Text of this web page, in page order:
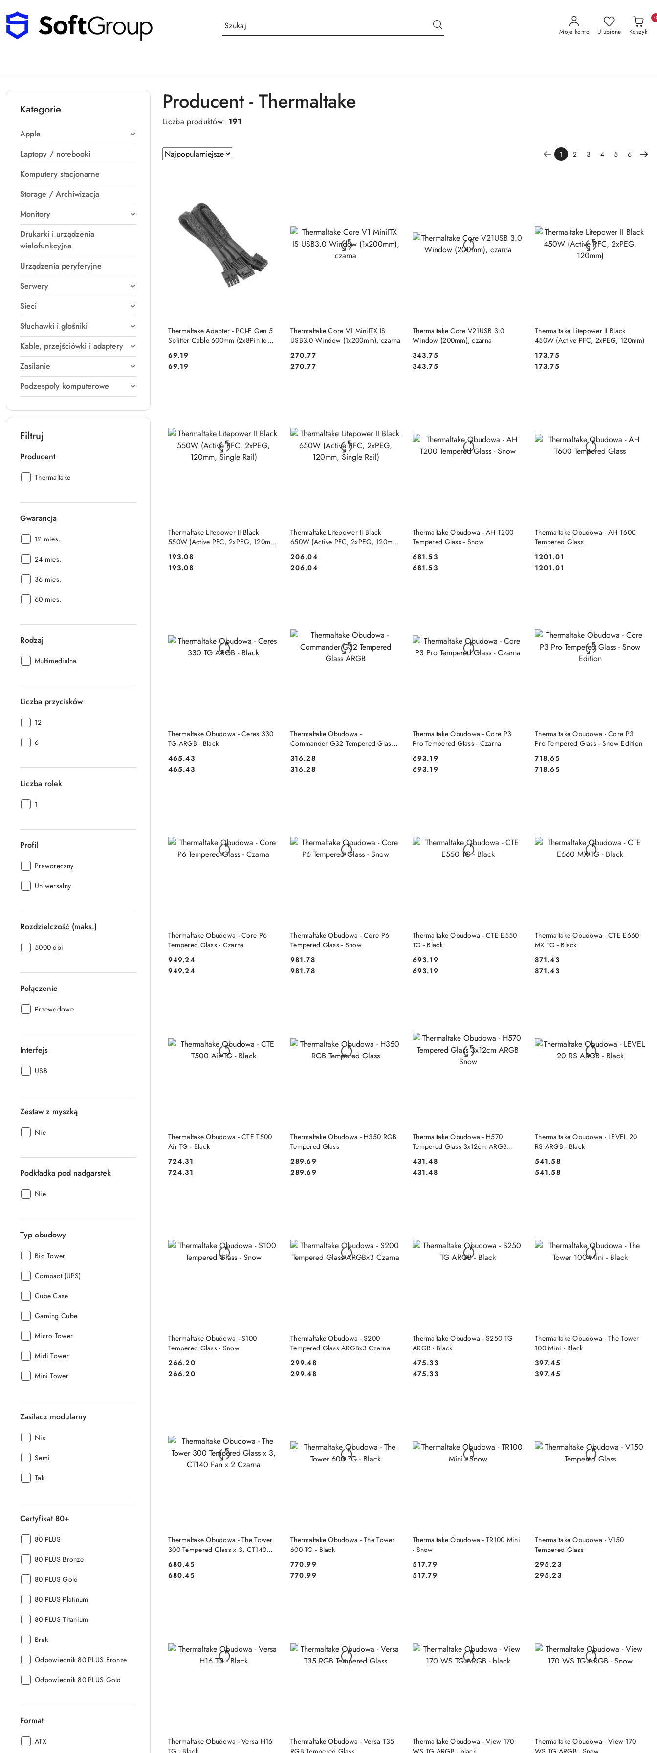
Przejdź do treści głównej
Przejdź do wyszukiwarki
Przejdź do moje konto
Przejdź do menu głównego
Przejdź do stopki
Moje konto Ulubione Koszyk
0
Kategorie
Apple
Laptopy / notebooki
Komputery stacjonarne
Storage / Archiwizacja
Monitory
Drukarki i urządzenia
wielofunkcyjne
Urządzenia peryferyjne
Serwery
Sieci
Słuchawki i głośniki
Kable, przejściówki i adaptery
Zasilanie
Podzespoły komputerowe
Filtruj
Producent
Producent:
Thermaltake
Gwarancja
Gwarancja:
12 mies.
Gwarancja:
24 mies.
Gwarancja:
36 mies.
Gwarancja:
60 mies.
Rodzaj
Rodzaj:
Multimedialna
Liczba przycisków
Liczba
12
Liczba
6
Liczba rolek
Liczba
1
Profil
Profil:
Praworęczny
Profil:
Uniwersalny
Rozdzielczość (maks.)
Rozdzielczość
5000 dpi
Połączenie
Połączenie:
Przewodowe
Interfejs
Interfejs:
USB
Zestaw z myszką
Zestaw
Nie
Podkładka pod nadgarstek
Podkładka
Nie
Typ obudowy
Typ
Big Tower
Typ
Compact (UPS)
Typ
Cube Case
Typ
Gaming Cube
Typ
Micro Tower
Typ
Midi Tower
Typ
Mini Tower
Zasilacz modularny
Zasilacz
Nie
Zasilacz
Semi
Zasilacz
Tak
Certyfikat 80+
Certyfikat
80 PLUS
Certyfikat
80 PLUS Bronze
Certyfikat
80 PLUS Gold
Certyfikat
80 PLUS Platinum
Certyfikat
80 PLUS Titanium
Certyfikat
Brak
Certyfikat
Odpowiednik 80 PLUS Bronze
Certyfikat
Odpowiednik 80 PLUS Gold
Format
Format:
ATX
Producent - Thermaltake
Liczba produktów: 191
Zastosowano
sortowanie:
Sortuj
1 2 3 4 5 6
Thermaltake Adapter - PCI-E Gen 5
Splitter Cable 600mm (2x8Pin to
Cena:
69.19
Cena:
69.19
DO KOSZYKA
Thermaltake Core V1 MiniITX IS
USB3.0 Window (1x200mm), czarna
Cena:
270.77
Cena:
270.77
DO KOSZYKA
Thermaltake Core V21USB 3.0
Window (200mm), czarna
Cena:
343.75
Cena:
343.75
DO KOSZYKA
Thermaltake Litepower II Black
450W (Active PFC, 2xPEG, 120mm)
Cena:
173.75
Cena:
173.75
DO KOSZYKA
Thermaltake Litepower II Black
550W (Active PFC, 2xPEG, 120mm,
Cena:
193.08
Cena:
193.08
DO KOSZYKA
Thermaltake Litepower II Black
650W (Active PFC, 2xPEG, 120mm,
Cena:
206.04
Cena:
206.04
DO KOSZYKA
Thermaltake Obudowa - AH T200
Tempered Glass - Snow
Cena:
681.53
Cena:
681.53
DO KOSZYKA
Thermaltake Obudowa - AH T600
Tempered Glass
Cena:
1201.01
Cena:
1201.01
DO KOSZYKA
Thermaltake Obudowa - Ceres 330
TG ARGB - Black
Cena:
465.43
Cena:
465.43
DO KOSZYKA
Thermaltake Obudowa -
Commander G32 Tempered Glass
Cena:
316.28
Cena:
316.28
DO KOSZYKA
Thermaltake Obudowa - Core P3
Pro Tempered Glass - Czarna
Cena:
693.19
Cena:
693.19
DO KOSZYKA
Thermaltake Obudowa - Core P3
Pro Tempered Glass - Snow Edition
Cena:
718.65
Cena:
718.65
DO KOSZYKA
Thermaltake Obudowa - Core P6
Tempered Glass - Czarna
Cena:
949.24
Cena:
949.24
DO KOSZYKA
Thermaltake Obudowa - Core P6
Tempered Glass - Snow
Cena:
981.78
Cena:
981.78
DO KOSZYKA
Thermaltake Obudowa - CTE E550
TG - Black
Cena:
693.19
Cena:
693.19
DO KOSZYKA
Thermaltake Obudowa - CTE E660
MX TG - Black
Cena:
871.43
Cena:
871.43
DO KOSZYKA
Thermaltake Obudowa - CTE T500
Air TG - Black
Cena:
724.31
Cena:
724.31
DO KOSZYKA
Thermaltake Obudowa - H350 RGB
Tempered Glass
Cena:
289.69
Cena:
289.69
DO KOSZYKA
Thermaltake Obudowa - H570
Tempered Glass 3x12cm ARGB
Cena:
431.48
Cena:
431.48
DO KOSZYKA
Thermaltake Obudowa - LEVEL 20
RS ARGB - Black
Cena:
541.58
Cena:
541.58
DO KOSZYKA
Thermaltake Obudowa - S100
Tempered Glass - Snow
Cena:
266.20
Cena:
266.20
DO KOSZYKA
Thermaltake Obudowa - S200
Tempered Glass ARGBx3 Czarna
Cena:
299.48
Cena:
299.48
DO KOSZYKA
Thermaltake Obudowa - S250 TG
ARGB - Black
Cena:
475.33
Cena:
475.33
DO KOSZYKA
Thermaltake Obudowa - The Tower
100 Mini - Black
Cena:
397.45
Cena:
397.45
DO KOSZYKA
Thermaltake Obudowa - The Tower
300 Tempered Glass x 3, CT140
Cena:
680.45
Cena:
680.45
DO KOSZYKA
Thermaltake Obudowa - The Tower
600 TG - Black
Cena:
770.99
Cena:
770.99
DO KOSZYKA
Thermaltake Obudowa - TR100 Mini
- Snow
Cena:
517.79
Cena:
517.79
DO KOSZYKA
Thermaltake Obudowa - V150
Tempered Glass
Cena:
295.23
Cena:
295.23
DO KOSZYKA
Thermaltake Obudowa - Versa H16
TG - Black
DO KOSZYKA
Thermaltake Obudowa - Versa T35
RGB Tempered Glass
DO KOSZYKA
Thermaltake Obudowa - View 170
WS TG ARGB - black
DO KOSZYKA
Thermaltake Obudowa - View 170
WS TG ARGB - Snow
DO KOSZYKA